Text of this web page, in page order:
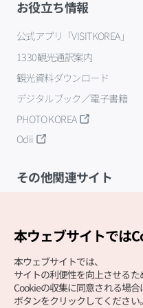
お役立ち情報
公式アプリ「VISITKOREA」
1330観光通訳案内
観光資料ダウンロード
デジタルブック／電子書籍
PHOTO KOREA
Odii
その他関連サイト
本ウェブサイトでは
本ウェブサイトでは、
サイトの利便性を向上させるた
Cookieの収集に同意される場合
ボタンをクリックしてください。